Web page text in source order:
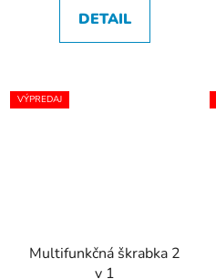
DETAIL
VÝPREDAJ
Multifunkčná škrabka 2
v 1